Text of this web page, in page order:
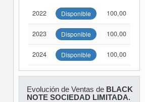
2022 Disponible 100,00
2023 Disponible 100,00
2024 Disponible 100,00
Evolución de Ventas de BLACK
NOTE SOCIEDAD LIMITADA.